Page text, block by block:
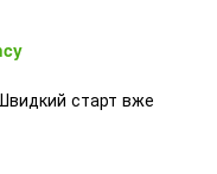
старт вже